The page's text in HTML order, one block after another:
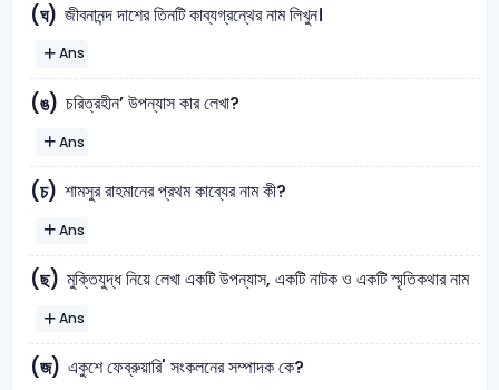
(ঘ) জীবনানন্দ দাশের তিনটি কাব্যগ্রন্থের নাম লিখুন।
Ans
(ঙ) চরিত্রহীন’ উপন্যাস কার লেখা?
Ans
(চ) শামসুর রাহমানের প্রথম কাব্যের নাম কী?
Ans
(ছ) মুক্তিযুদ্ধ নিয়ে লেখা একটি উপন্যাস, একটি নাটক ও একটি স্মৃতিকথার নাম
Ans
(জ) একুশে ফেব্রুয়ারি' সংকলনের সম্পাদক কে?